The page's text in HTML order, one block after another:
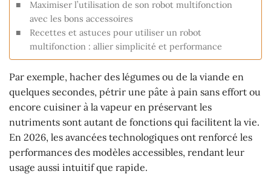
Maximiser l’utilisation de son robot multifonction
avec les bons accessoires
Recettes et astuces pour utiliser un robot
multifonction : allier simplicité et performance
Par exemple, hacher des légumes ou de la viande en
quelques secondes, pétrir une pâte à pain sans effort ou
encore cuisiner à la vapeur en préservant les
nutriments sont autant de fonctions qui facilitent la vie.
En 2026, les avancées technologiques ont renforcé les
performances des modèles accessibles, rendant leur
usage aussi intuitif que rapide.